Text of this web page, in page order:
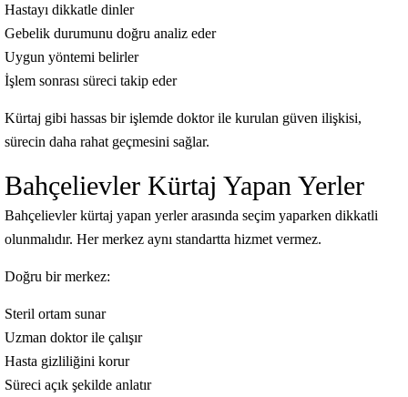
Hastayı dikkatle dinler
Gebelik durumunu doğru analiz eder
Uygun yöntemi belirler
İşlem sonrası süreci takip eder
Kürtaj gibi hassas bir işlemde doktor ile kurulan güven ilişkisi,
sürecin daha rahat geçmesini sağlar.
Bahçelievler Kürtaj Yapan Yerler
Bahçelievler kürtaj yapan yerler arasında seçim yaparken dikkatli
olunmalıdır. Her merkez aynı standartta hizmet vermez.
Doğru bir merkez:
Steril ortam sunar
Uzman doktor ile çalışır
Hasta gizliliğini korur
Süreci açık şekilde anlatır